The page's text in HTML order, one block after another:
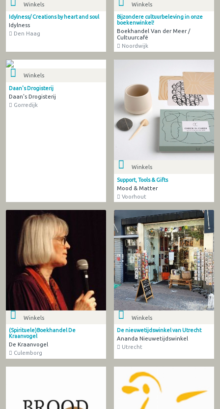
Winkels
Idylness/ Creations by heart and soul
Idylness
Den Haag
Winkels
Bijzondere cultuurbeleving in onze
boekenwinkel!
Boekhandel Van der Meer /
Cultuurcafé
Noordwijk
Winkels
Daan's Drogisterij
Daan's Drogisterij
Gorredijk
Winkels
Support, Tools & Gifts
Mood & Matter
Voorhout
Winkels
(Spirituele)Boekhandel De
Kraanvogel
De Kraanvogel
Culemborg
Winkels
De nieuwetijdswinkel van Utrecht
Ananda Nieuwetijdswinkel
Utrecht